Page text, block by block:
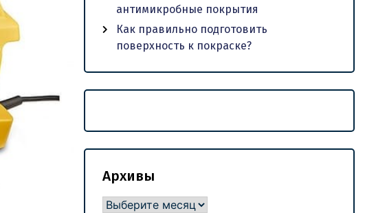
антимикробные покрытия
Как правильно подготовить
поверхность к покраске?
Архивы
Архивы